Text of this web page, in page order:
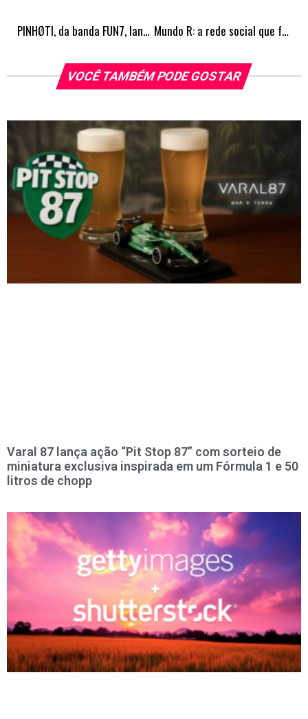
PINHØTI, da banda FUN7, lança música em carreira solo Mundo R: a rede social que fortalece o setor gastronômico
VOCÊ TAMBÉM PODE GOSTAR
Varal 87 lança ação “Pit Stop 87” com sorteio de
miniatura exclusiva inspirada em um Fórmula 1 e 50
litros de chopp